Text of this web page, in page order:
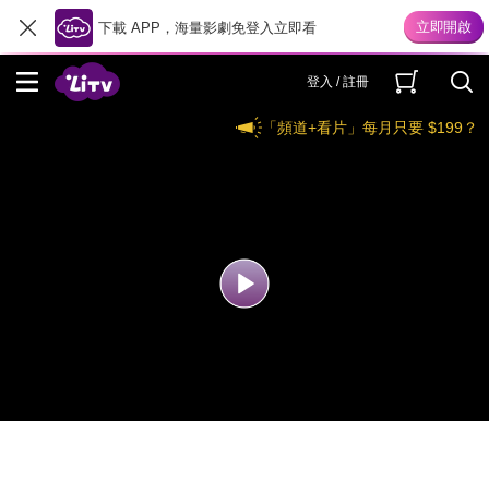
下載 APP，海量影劇免登入立即看
登入 / 註冊
「頻道+看片」每月只要 $199？